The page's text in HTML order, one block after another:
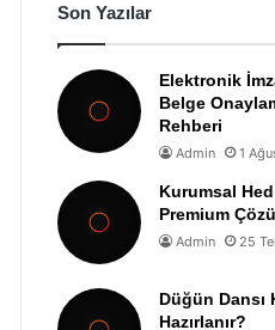
Son Yazılar
Elektronik
Belge
Rehberi
Admin 1
Kurumsal
Premium
Admin 25
Düğün Dansı
Hazırlanır?